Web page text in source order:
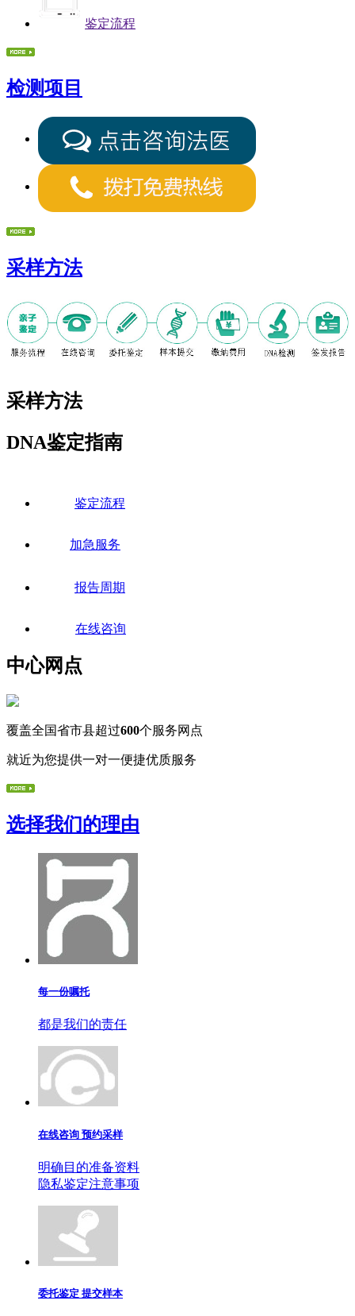
鉴定流程
检测项目
采样方法
采样方法
DNA鉴定指南
鉴定流程
加急服务
报告周期
在线咨询
中心网点
覆盖全国省市县超过600个服务网点
就近为您提供一对一便捷优质服务
选择我们的理由
每一份嘱托
都是我们的责任
在线咨询 预约采样
明确目的准备资料
隐私鉴定注意事项
委托鉴定 提交样本